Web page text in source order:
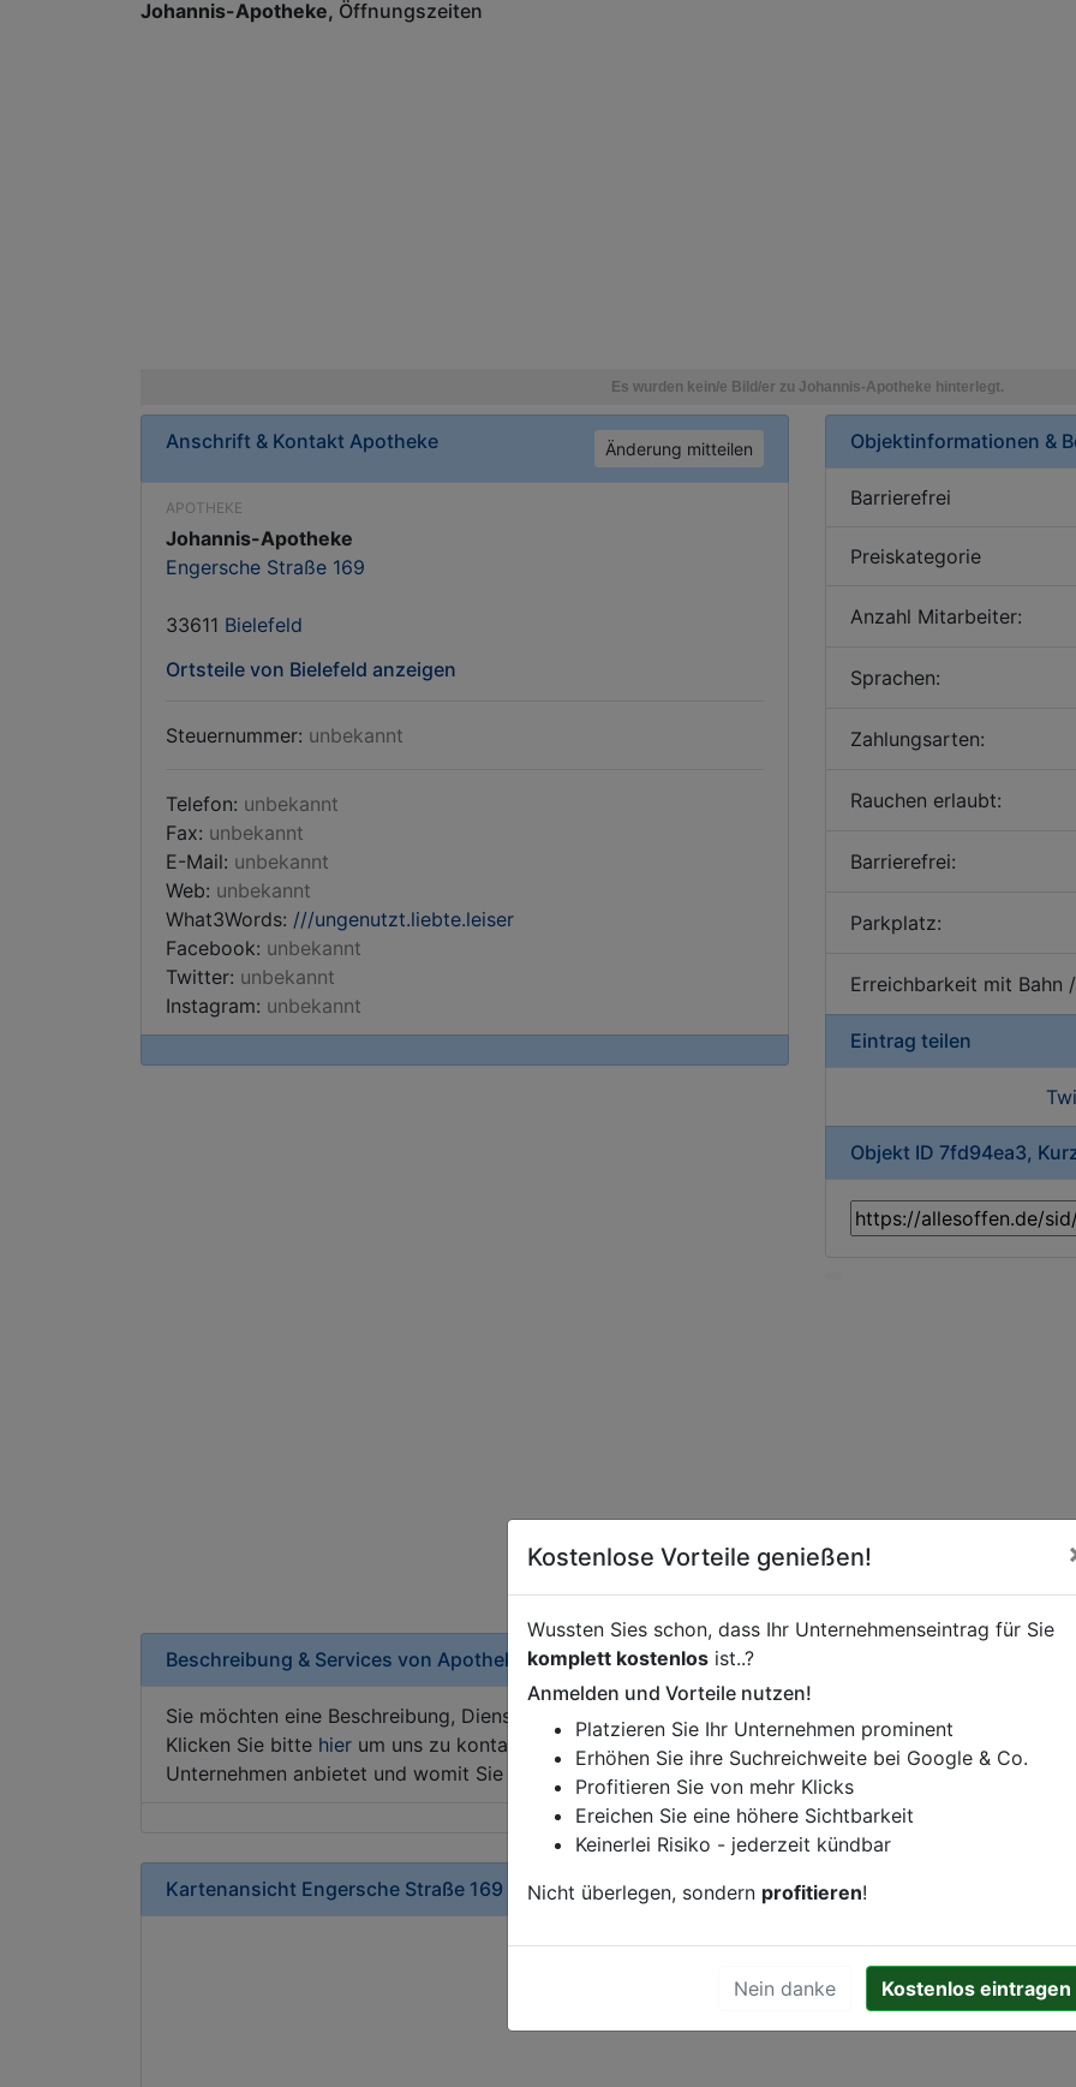
Johannis-Apotheke Öffnungszeiten
Anschrift & Kontakt Apotheke Änderung mitteilen
APOTHEKE
Johannis-Apotheke
Engersche Straße 169
33611 Bielefeld
Ortsteile von Bielefeld anzeigen
Steuernummer: unbekannt
Telefon: unbekannt
Fax: unbekannt
E-Mail: unbekannt
Web: unbekannt
What3Words: ///ungenutzt.liebte.leiser
Facebook: unbekannt
Twitter: unbekannt
Instagram: unbekannt
Objektinformationen &
Barrierefrei
Preiskategorie
Anzahl Mitarbeiter:
Sprachen:
Zahlungsarten:
Rauchen erlaubt:
Barrierefrei:
Parkplatz:
Erreichbarkeit mit Bahn
Eintrag teilen
Objekt ID 7fd94ea3,
Beschreibung & Services von Apotheke
Sie möchten eine Beschreibung, Dienstleistung oder andere relevante Informationen hinzufügen?
Klicken Sie bitte hier um uns zu kontaktieren. Gerne erweitern wir Ihren Firmeneintrag um
Unternehmen anbietet und womit Sie sich von Ihren Wettbewerbern abheben.
Kartenansicht Engersche Straße 169 inBielefeld
Kostenlose Vorteile genießen!
Wussten Sies schon, dass Ihr Unternehmenseintrag für Sie
komplett kostenlos ist..?
Anmelden und Vorteile nutzen!
Platzieren Sie Ihr Unternehmen prominent
Erhöhen Sie ihre Suchreichweite bei Google & Co.
Profitieren Sie von mehr Klicks
Ereichen Sie eine höhere Sichtbarkeit
Keinerlei Risiko - jederzeit kündbar
Nicht überlegen, sondern profitieren!
Nein danke Kostenlos eintragen